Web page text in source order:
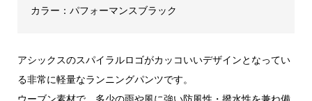
カラー：パフォーマンスブラック
アシックスのスパイラルロゴがカッコいいデザインとなってい
る非常に軽量なランニングパンツです。